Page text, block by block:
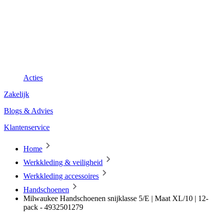
Acties
Zakelijk
Blogs & Advies
Klantenservice
Home
Werkkleding & veiligheid
Werkkleding accessoires
Handschoenen
Milwaukee Handschoenen snijklasse 5/E | Maat XL/10 | 12-
pack - 4932501279